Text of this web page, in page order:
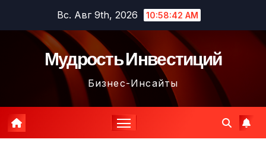
содержимому
Вс. Авг 9th, 2026 10:58:43 AM
Мудрость Инвестиций
Бизнес-Инсайты